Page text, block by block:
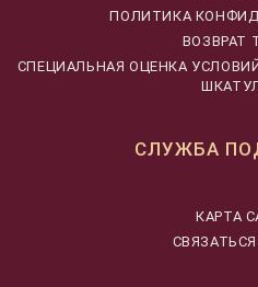
ПОЛИТИКА
ВОЗВРАТ
CПЕЦИАЛЬНАЯ ОЦЕНКА
СЛУЖБА
КАРТА